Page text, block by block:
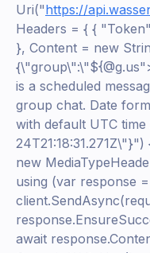
Uri("https://
Headers = { {
}, Content = new
is a scheduled
group chat. Date
with default UTC
new
using (var response
await